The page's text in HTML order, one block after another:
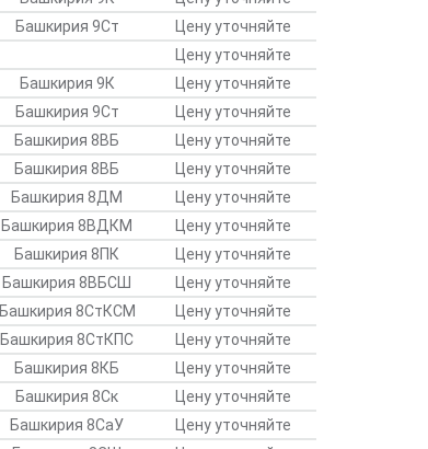
Башкирия 9Ст
Цену уточняйте
Цену уточняйте
Башкирия 9К
Цену уточняйте
Башкирия 9Ст
Цену уточняйте
Башкирия 8ВБ
Цену уточняйте
Башкирия 8ВБ
Цену уточняйте
Башкирия 8ДМ
Цену уточняйте
Башкирия 8ВДКМ
Цену уточняйте
Башкирия 8ПК
Цену уточняйте
Башкирия 8ВБСШ
Цену уточняйте
Башкирия 8СтКСМ
Цену уточняйте
Башкирия 8СтКПС
Цену уточняйте
Башкирия 8КБ
Цену уточняйте
Башкирия 8Ск
Цену уточняйте
Башкирия 8СаУ
Цену уточняйте